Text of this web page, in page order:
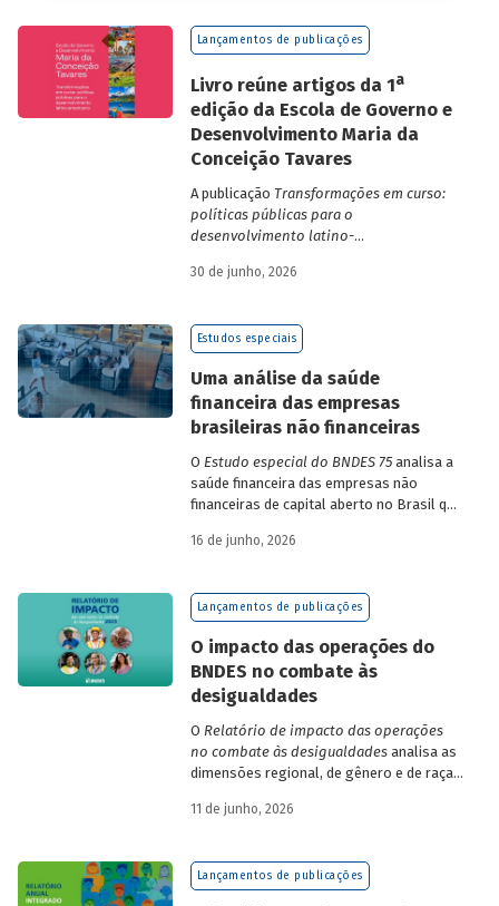
Lançamentos de publicações
Livro reúne artigos da 1a
edição da Escola de Governo e
Desenvolvimento Maria da
Conceição Tavares
A publicação Transformações em curso:
políticas públicas para o
desenvolvimento latino-
da Escola de Governo e Desenvolvimento
30 de junho, 2026
Estudos especiais
Uma análise da saúde
financeira das empresas
brasileiras não financeiras
O Estudo especial do BNDES 75analisa a
saúde financeira das empresas não
financeiras de capital aberto no Brasil que
valores. Para isso, parte de uma amostra
de finanças e seguros – e de quatro
dimensões: lucratividade, solvência,
16 de junho, 2026
Lançamentos de publicações
O impacto das operações do
BNDES no combate às
desigualdades
O Relatório de impacto das operações
no combate às desigualdadesanalisa as
dimensões regional, de gênero e de raça,
desigualdade de renda no Brasil, no
BNDES.
11 de junho, 2026
Lançamentos de publicações